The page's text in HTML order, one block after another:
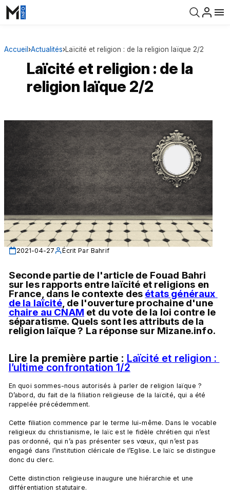
Accueil ›Actualités›Laïcité et religion : de la religion laïque 2/2
Laïcité et religion : de la
religion laïque 2/2
2021-04-27 Écrit Par Bahrif
Seconde partie de l'article de Fouad Bahri
sur les rapports entre laïcité et religions en
France, dans le contexte des états généraux
de la laïcité , de l'ouverture prochaine d'une
chaire au CNAM et du vote de la loi contre le
séparatisme. Quels sont les attributs de la
religion laïque ? La réponse sur Mizane.info.
Lire la première partie : Laïcité et religion :
l’ultime confrontation 1/2
En quoi sommes-nous autorisés à parler de religion laïque ?
D’abord, du fait de la filiation religieuse de la laïcité, qui a été
rappelée précédemment.
Cette filiation commence par le terme lui-même. Dans le vocable
religieux du christianisme, le laïc est le fidèle chrétien qui n’est
pas ordonné, qui n’a pas présenter ses vœux, qui n’est pas
engagé dans l’institution cléricale de l’Eglise. Le laïc se distingue
donc du clerc.
Cette distinction religieuse inaugure une hiérarchie et une
différentiation statutaire.